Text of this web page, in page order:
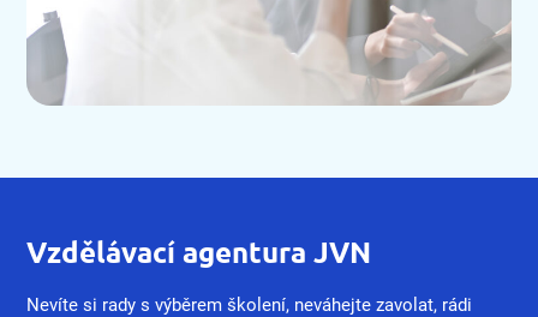
Vzdělávací agentura JVN
Nevíte si rady s výběrem školení, neváhejte zavolat, rádi